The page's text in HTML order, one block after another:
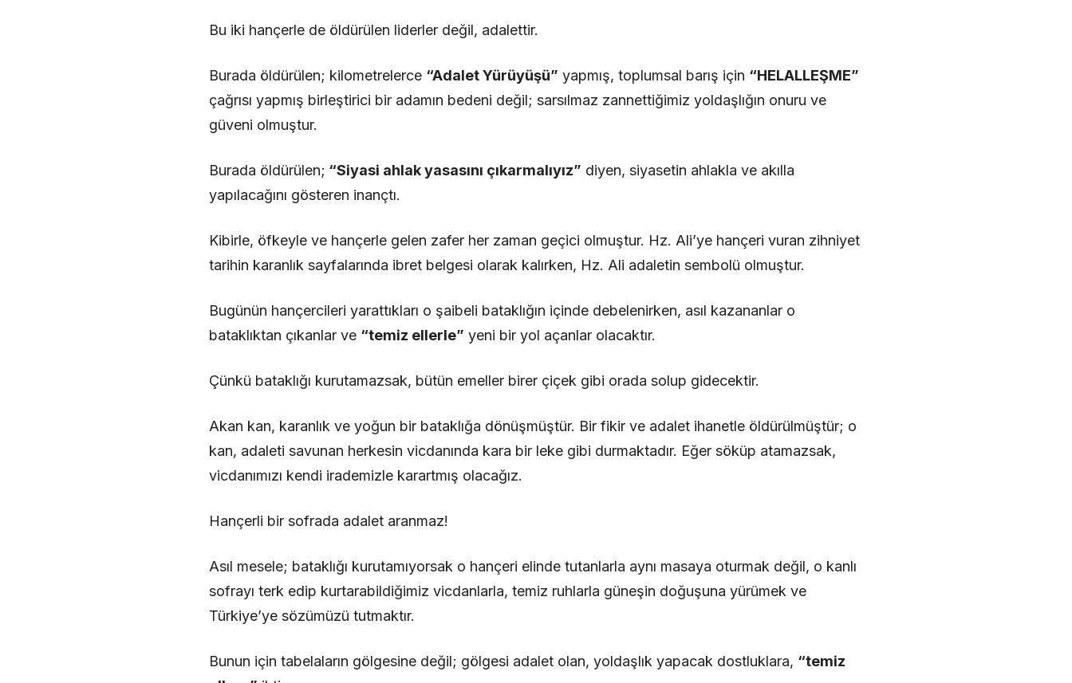
Bu iki hançerle de öldürülen liderler değil, adalettir.
Burada öldürülen; kilometrelerce “Adalet Yürüyüşü” yapmış, toplumsal barış için “HELALLEŞME”
çağrısı yapmış birleştirici bir adamın bedeni değil; sarsılmaz zannettiğimiz yoldaşlığın onuru ve
güveni olmuştur.
Burada öldürülen; “Siyasi ahlak yasasını çıkarmalıyız” diyen, siyasetin ahlakla ve akılla
yapılacağını gösteren inançtı.
Kibirle, öfkeyle ve hançerle gelen zafer her zaman geçici olmuştur. Hz. Ali’ye hançeri vuran zihniyet
tarihin karanlık sayfalarında ibret belgesi olarak kalırken, Hz. Ali adaletin sembolü olmuştur.
Bugünün hançercileri yarattıkları o şaibeli bataklığın içinde debelenirken, asıl kazananlar o
bataklıktan çıkanlar ve “temiz ellerle” yeni bir yol açanlar olacaktır.
Çünkü bataklığı kurutamazsak, bütün emeller birer çiçek gibi orada solup gidecektir.
Akan kan, karanlık ve yoğun bir bataklığa dönüşmüştür. Bir fikir ve adalet ihanetle öldürülmüştür; o
kan, adaleti savunan herkesin vicdanında kara bir leke gibi durmaktadır. Eğer söküp atamazsak,
vicdanımızı kendi irademizle karartmış olacağız.
Hançerli bir sofrada adalet aranmaz!
Asıl mesele; bataklığı kurutamıyorsak o hançeri elinde tutanlarla aynı masaya oturmak değil, o kanlı
sofrayı terk edip kurtarabildiğimiz vicdanlarla, temiz ruhlarla güneşin doğuşuna yürümek ve
Türkiye’ye sözümüzü tutmaktır.
Bunun için tabelaların gölgesine değil; gölgesi adalet olan, yoldaşlık yapacak dostluklara, “temiz